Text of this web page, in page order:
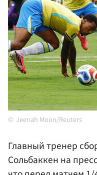
Jeenah Moon/Reuters
Главный тренер
Сольбаккен на